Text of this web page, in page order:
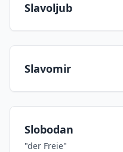
Slavoljub
Slavomir
Slobodan
"der Freie"